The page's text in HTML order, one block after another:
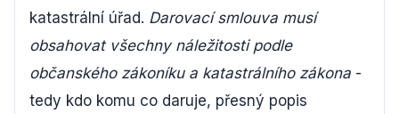
katastrální úřad. Darovací smlouva musí
obsahovat všechny náležitosti podle
občanského zákoníku a katastrálního zákona -
tedy kdo komu co daruje, přesný popis